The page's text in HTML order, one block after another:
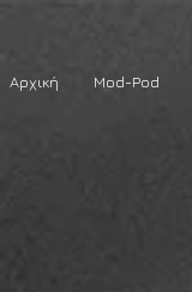
Αρχική Mod-Pod